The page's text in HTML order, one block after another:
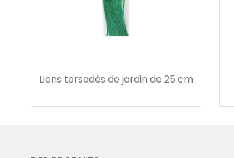
Liens torsadés de jardin de 25 cm